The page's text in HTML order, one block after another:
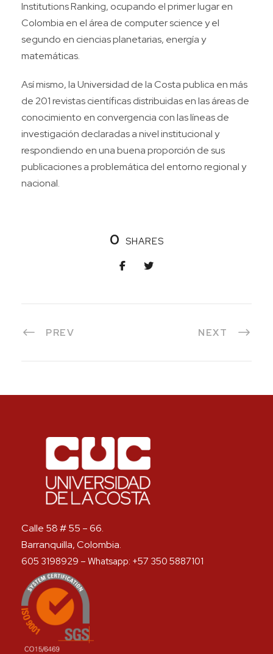
Institutions Ranking, ocupando el primer lugar en
Colombia en el área de computer science y el
segundo en ciencias planetarias, energía y
matemáticas.
Así mismo, la Universidad de la Costa publica en más
de 201 revistas científicas distribuidas en las áreas de
conocimiento en convergencia con las líneas de
investigación declaradas a nivel institucional y
respondiendo en una buena proporción de sus
publicaciones a problemática del entorno regional y
nacional.
0 SHARES
PREV NEXT
Calle 58 # 55 – 66.
Barranquilla, Colombia.
605 3198929 – Whatsapp: +57 350 5887101